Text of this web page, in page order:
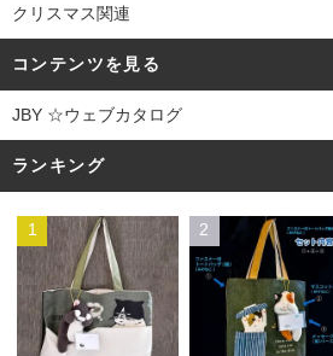
クリスマス関連
コンテンツを見る
JBY ☆ウェブカタログ
ランキング
1 2